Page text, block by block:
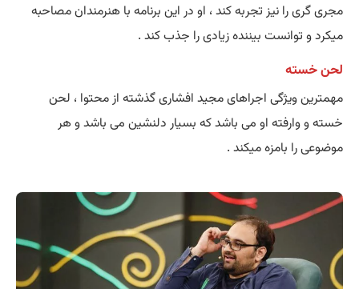
مجری گری را نیز تجربه کند ، او در این برنامه با هنرمندان مصاحبه
میکرد و توانست بیننده زیادی را جذب کند .
لحن خسته
مهمترین ویژگی اجراهای مجید افشاری گذشته از محتوا ، لحن
خسته و وارفته او می باشد که بسیار دلنشین می باشد و هر
موضوعی را بامزه میکند .